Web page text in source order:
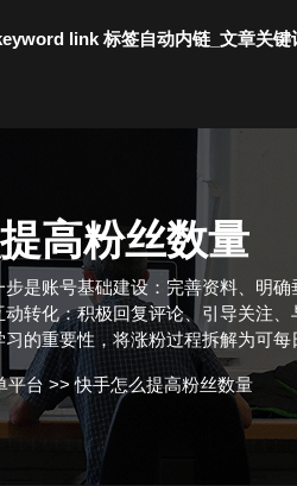
link 标签自动内链_文章关
高粉丝数量
账号基础建设：完善资料、明
转化：积极回复评论、引导关注
的重要性，将涨粉过程拆解为可每
平台 >>快手怎么提高粉丝数量